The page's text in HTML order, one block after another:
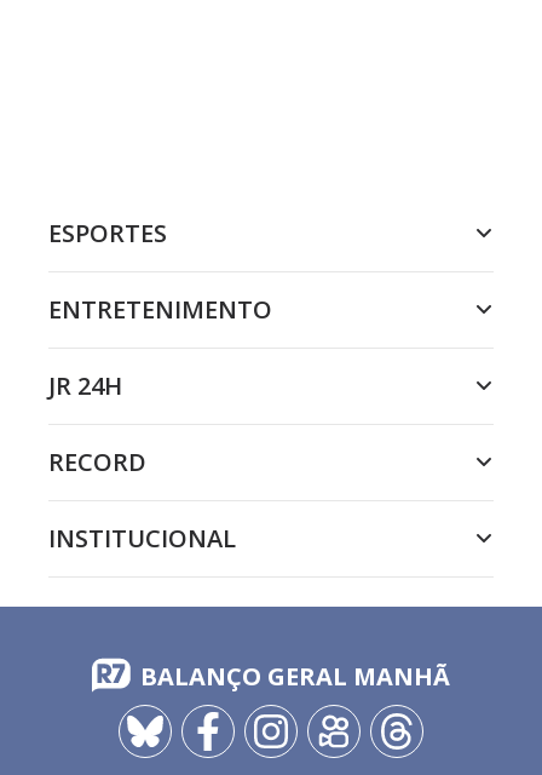
ESPORTES
ENTRETENIMENTO
JR 24H
RECORD
INSTITUCIONAL
BALANÇO GERAL MANHÃ